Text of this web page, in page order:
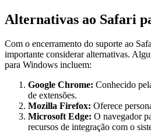
Alternativas ao Safari
Com o encerramento do suporte ao
importante considerar alternativas.
para Windows incluem:
Google Chrome: Conhecido
de extensões.
Mozilla Firefox: Oferece
Microsoft Edge: O navegador
recursos de integração com o